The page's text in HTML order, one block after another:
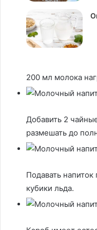
200 мл молока
Добавить 2
размешать до
Подавать
кубики льда.